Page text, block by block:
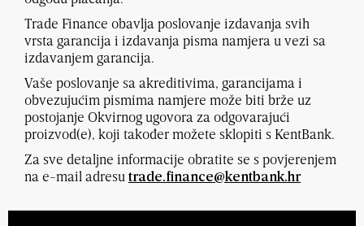
Trade Finance obavlja poslovanje izdavanja svih
vrsta garancija i izdavanja pisma namjera u vezi sa
izdavanjem garancija.
Vaše poslovanje sa akreditivima, garancijama i
obvezujućim pismima namjere može biti brže uz
postojanje Okvirnog ugovora za odgovarajući
proizvod(e), koji također možete sklopiti s KentBank.
Za sve detaljne informacije obratite se s povjerenjem
na e-mail adresu trade.finance@kentbank.hr